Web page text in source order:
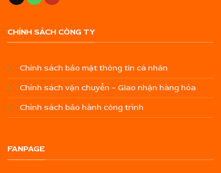
CHÍNH SÁCH CÔNG TY
Chính sách bảo mật thông tin cá nhân
Chính sách vận chuyển – Giao nhận hàng hóa
Chính sách bảo hành công trình
FANPAGE